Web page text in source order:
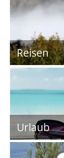
Reisen
Urlaub